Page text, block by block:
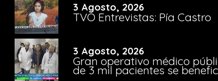
3 Agosto, 2026
TVO Entrevistas: Pía Castro
3 Agosto, 2026
Gran operativo médico
de 3 mil pacientes se